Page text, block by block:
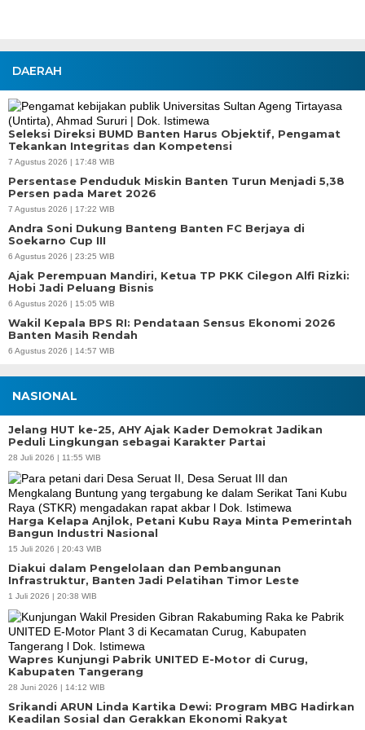
DAERAH
Seleksi Direksi BUMD Banten Harus Objektif, Pengamat
Tekankan Integritas dan Kompetensi
7 Agustus 2026 | 17:48 WIB
Persentase Penduduk Miskin Banten Turun Menjadi 5,38
Persen pada Maret 2026
7 Agustus 2026 | 17:22 WIB
Andra Soni Dukung Banteng Banten FC Berjaya di
Soekarno Cup III
6 Agustus 2026 | 23:25 WIB
Ajak Perempuan Mandiri, Ketua TP PKK Cilegon Alfi Rizki:
Hobi Jadi Peluang Bisnis
6 Agustus 2026 | 15:05 WIB
Wakil Kepala BPS RI: Pendataan Sensus Ekonomi 2026
Banten Masih Rendah
6 Agustus 2026 | 14:57 WIB
NASIONAL
Jelang HUT ke-25, AHY Ajak Kader Demokrat Jadikan
Peduli Lingkungan sebagai Karakter Partai
28 Juli 2026 | 11:55 WIB
Harga Kelapa Anjlok, Petani Kubu Raya Minta Pemerintah
Bangun Industri Nasional
15 Juli 2026 | 20:43 WIB
Diakui dalam Pengelolaan dan Pembangunan
Infrastruktur, Banten Jadi Pelatihan Timor Leste
1 Juli 2026 | 20:38 WIB
Wapres Kunjungi Pabrik UNITED E-Motor di Curug,
Kabupaten Tangerang
28 Juni 2026 | 14:12 WIB
Srikandi ARUN Linda Kartika Dewi: Program MBG Hadirkan
Keadilan Sosial dan Gerakkan Ekonomi Rakyat